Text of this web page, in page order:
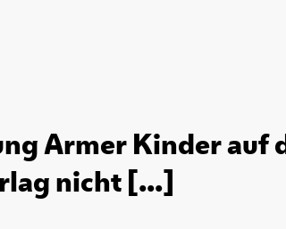
Armer Kinder auf
nicht [...]